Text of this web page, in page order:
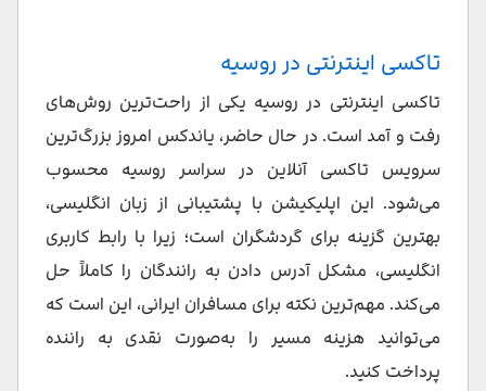
تاکسی‌ اینترنتی در روسیه
تاکسی اینترنتی در روسیه یکی از راحت‌ترین روش‌های
رفت و آمد است. در حال حاضر، یاندکس امروز بزرگ‌ترین
سرویس تاکسی آنلاین در سراسر روسیه محسوب
می‌شود. این اپلیکیشن با پشتیبانی از زبان انگلیسی،
بهترین گزینه برای گردشگران است؛ زیرا با رابط کاربری
انگلیسی، مشکل آدرس‌ دادن به رانندگان را کاملاً حل
می‌کند. مهم‌ترین نکته برای مسافران ایرانی، این است که
می‌توانید هزینه مسیر را به‌صورت نقدی به راننده
پرداخت کنید.